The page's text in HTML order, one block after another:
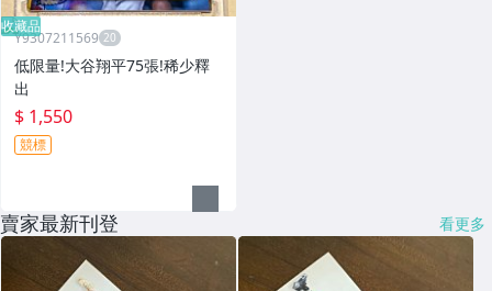
收藏品
Y9307211569
低限量!大谷翔平75張!稀少釋
出
$ 1,550
競標
賣家最新刊登 看更多